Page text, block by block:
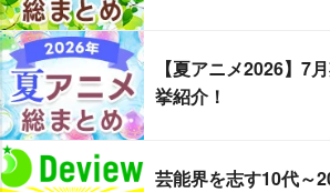
【夏アニメ2026】7
挙紹介！
芸能界を志す10代